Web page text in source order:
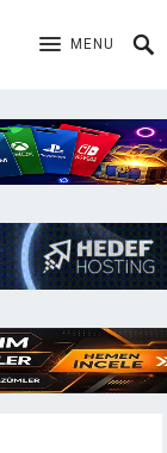
MENU